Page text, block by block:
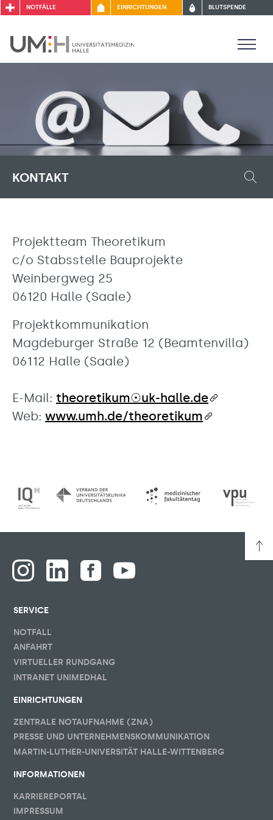
NOTFÄLLE EINRICHTUNGEN BLUTSPENDE
KONTAKT
Projektteam Theoretikum
c/o Stabsstelle Bauprojekte
Weinbergweg 25
06120 Halle (Saale)
Projektkommunikation
Magdeburger Straße 12 (Beamtenvilla)
06112 Halle (Saale)
E-Mail: theoretikum☉uk-halle.de
Web: www.umh.de/theoretikum
SERVICE
NOTFALL
ANFAHRT
VIRTUELLER RUNDGANG
INTRANET UNIMEDHAL
EINRICHTUNGEN
ZENTRALE NOTAUFNAHME (ZNA)
PRESSE UND UNTERNEHMENSKOMMUNIKATION
MARTIN-LUTHER-UNIVERSITÄT HALLE-WITTENBERG
INFORMATIONEN
KARRIEREPORTAL
IMPRESSUM